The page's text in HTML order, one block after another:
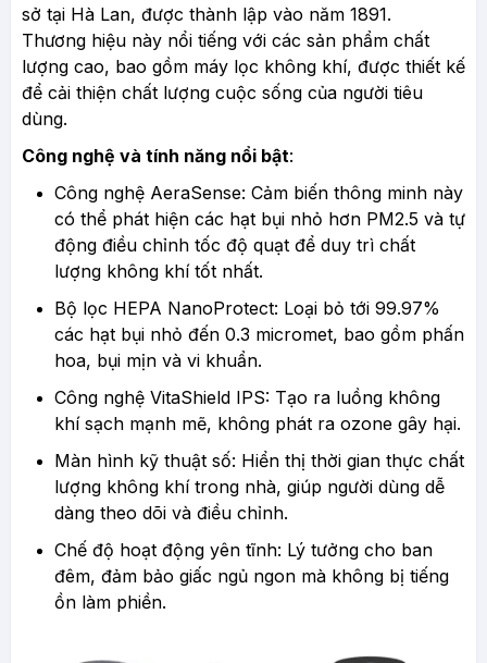
sở tại Hà Lan, được thành lập vào năm 1891.
Thương hiệu này nổi tiếng với các sản phẩm chất
lượng cao, bao gồm máy lọc không khí, được thiết kế
để cải thiện chất lượng cuộc sống của người tiêu
dùng.
Công nghệ và tính năng nổi bật:
Công nghệ AeraSense: Cảm biến thông minh này
có thể phát hiện các hạt bụi nhỏ hơn PM2.5 và tự
động điều chỉnh tốc độ quạt để duy trì chất
lượng không khí tốt nhất.
Bộ lọc HEPA NanoProtect: Loại bỏ tới 99.97%
các hạt bụi nhỏ đến 0.3 micromet, bao gồm phấn
hoa, bụi mịn và vi khuẩn.
Công nghệ VitaShield IPS: Tạo ra luồng không
khí sạch mạnh mẽ, không phát ra ozone gây hại.
Màn hình kỹ thuật số: Hiển thị thời gian thực chất
lượng không khí trong nhà, giúp người dùng dễ
dàng theo dõi và điều chỉnh.
Chế độ hoạt động yên tĩnh: Lý tưởng cho ban
đêm, đảm bảo giấc ngủ ngon mà không bị tiếng
ồn làm phiền.